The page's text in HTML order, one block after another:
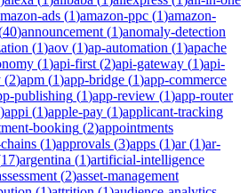
ads (1)amazon-ppc (1)amazon-
40)announcement (1)anomaly-detection
(1)aov (1)ap-automation (1)apache
(1)api-first (2)api-gateway (1)api-
(2)apm (1)app-bridge (1)app-commerce
publishing (1)app-review (1)app-router
)appi (1)apple-pay (1)applicant-tracking
booking (2)appointments
(1)approvals (3)apps (1)ar(1)ar-
17)argentina (1)artificial-intelligence
(2)asset-management